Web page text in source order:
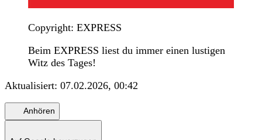
Copyright: EXPRESS
Beim EXPRESS liest du immer einen lustigen
Witz des Tages!
Aktualisiert: 07.02.2026, 00:42
Anhören